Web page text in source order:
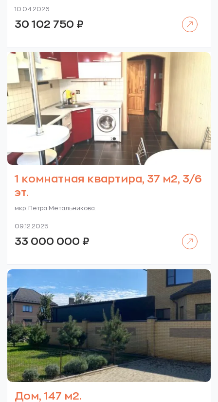
10.04.2026
30 102 750 ₽
1 комнатная квартира, 37 м2, 3/6
эт.
мкр. Петра Метальникова.
09.12.2025
33 000 000 ₽
Дом, 147 м2.